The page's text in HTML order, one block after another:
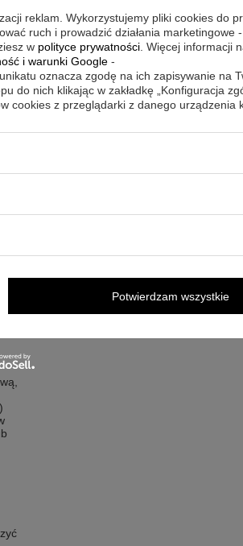
reklam. Wykorzystujemy pliki cookies do
ruch i prowadzić działania marketingowe
w polityce prywatności . Więcej informacji
i warunki Google -
oznacza zgodę na ich zapisywanie na
do nich klikając w zakładkę „Konfiguracja
cookies z przeglądarki z danego urządzenia
Potwierdzam wszystkie